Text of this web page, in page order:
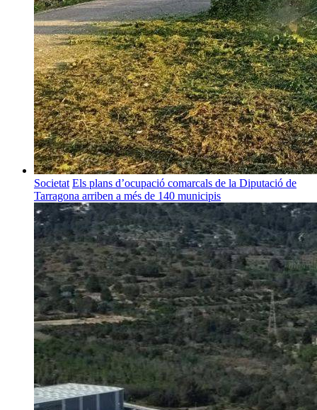
Societat Els plans d’ocupació comarcals de la Diputació de
Tarragona arriben a més de 140 municipis